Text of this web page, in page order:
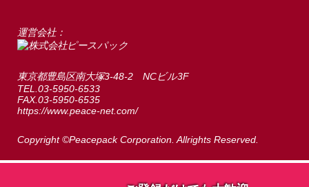
運営会社：
東京都豊島区南大塚3-48-2 NCビル3F
TEL.03-5950-6533
FAX.03-5950-6535
https://www.peace-net.com/
Copyright ©Peacepack Corporation. Allrights Reserved.